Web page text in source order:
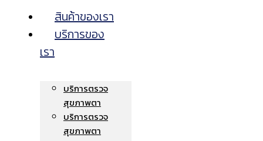
สินค้าของเรา
บริการของ
เรา
บริการตรวจ
สุขภาพตา
บริการตรวจ
สุขภาพตา